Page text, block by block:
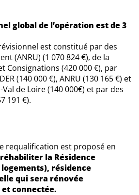
global de l’opération est de 3
est constitué par des
(ANRU) (1 070 824 €), de la
Consignations (420 000 €), par
(140 000 €), ANRU (130 165 €) et
de Loire (140 000€) et par des
191 €).
requalification est proposé en
réhabiliter la Résidence
logements), résidence
qui sera rénovée
connectée.